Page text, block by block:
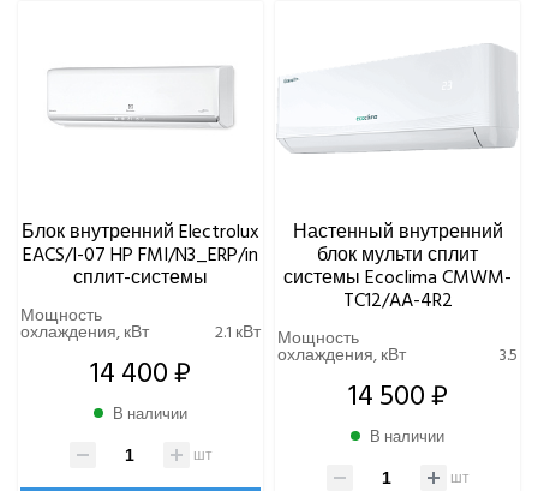
Блок внутренний Electrolux
EACS/I-07 HP FMI/N3_ERP/in
сплит-системы
Мощность
охлаждения, кВт 2.1 кВт
14 400 ₽
В наличии
шт
Настенный внутренний
блок мульти сплит
системы Ecoclima CMWM-
TC12/AA-4R2
Мощность
охлаждения, кВт 3.5
14 500 ₽
В наличии
шт